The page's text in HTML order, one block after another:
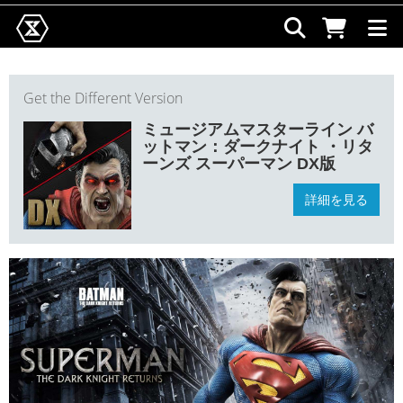
Get the Different Version
ミュージアムマスターライン バ
ットマン：ダークナイト ・リタ
ーンズ スーパーマン DX版
詳細を見る